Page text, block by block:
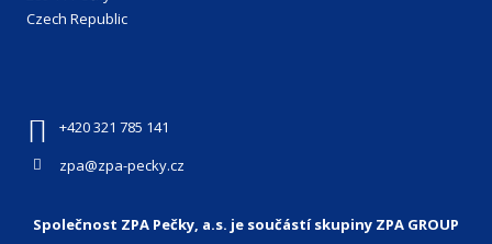
Czech Republic
+420 321 785 141
zpa@zpa-pecky.cz
Společnost ZPA Pečky, a.s. je součástí skupiny ZPA GROUP